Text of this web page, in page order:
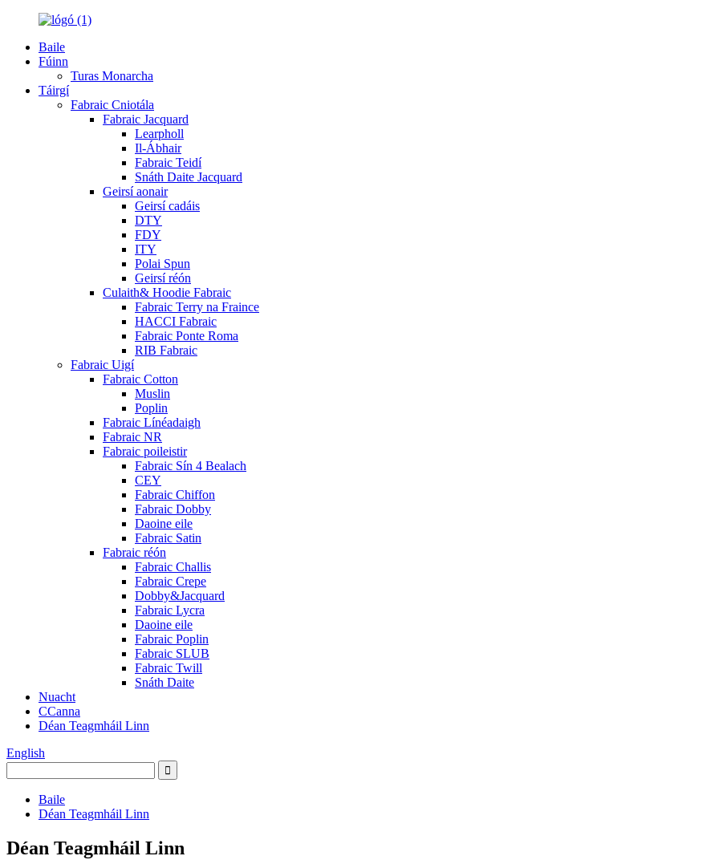
Baile
Fúinn
Turas Monarcha
Táirgí
Fabraic Cniotála
Fabraic Jacquard
Learpholl
Il-Ábhair
Fabraic Teidí
Snáth Daite Jacquard
Geirsí aonair
Geirsí cadáis
DTY
FDY
ITY
Polai Spun
Geirsí réón
Culaith& Hoodie Fabraic
Fabraic Terry na Fraince
HACCI Fabraic
Fabraic Ponte Roma
RIB Fabraic
Fabraic Uigí
Fabraic Cotton
Muslin
Poplin
Fabraic Línéadaigh
Fabraic NR
Fabraic poileistir
Fabraic Sín 4 Bealach
CEY
Fabraic Chiffon
Fabraic Dobby
Daoine eile
Fabraic Satin
Fabraic réón
Fabraic Challis
Fabraic Crepe
Dobby&Jacquard
Fabraic Lycra
Daoine eile
Fabraic Poplin
Fabraic SLUB
Fabraic Twill
Snáth Daite
Nuacht
CCanna
Déan Teagmháil Linn
English
Baile
Déan Teagmháil Linn
Déan Teagmháil Linn